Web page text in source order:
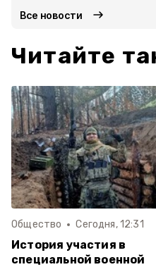
Все новости
Читайте
Общество Сегодня, 12:31
История участия в
специальной военной